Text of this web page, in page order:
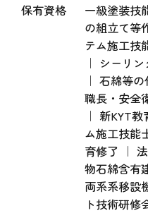
保有資格
一級塗装技
の組立て等
テム施工技
｜ シーリ
｜ 石綿等
職長・安全
｜ 新KYT
ム施工技能
育修了 ｜
物石綿含有
両系系移設
ト技術研修